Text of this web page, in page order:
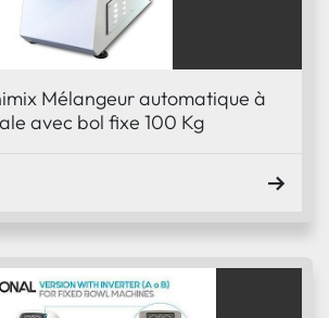
Mélangeur automatique à
avec bol fixe 100 Kg